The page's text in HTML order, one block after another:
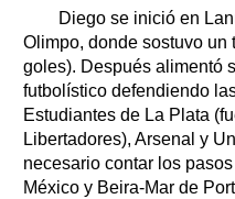
Diego se inició en
Olimpo, donde sostuvo un
goles). Después alimentó
futbolístico defendiendo
Estudiantes de La Plata
Libertadores), Arsenal y
necesario contar los
México y Beira-Mar de